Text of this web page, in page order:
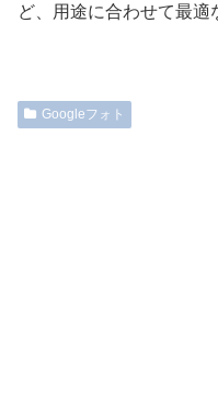
ど、用途に合わせて最適
Googleフォト